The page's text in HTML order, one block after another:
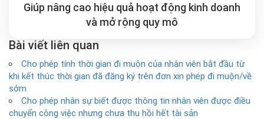
Giúp nâng cao hiệu quả hoạt động kinh doanh
và mở rộng quy mô
Bài viết liên quan
Cho phép tính thời gian đi muộn của nhân viên bắt đầu từ
khi kết thúc thời gian đã đăng ký trên đơn xin phép đi muộn/về
sớm
Cho phép nhân sự biết được thông tin nhân viên được điều
chuyển công việc nhưng chưa thu hồi hết tài sản